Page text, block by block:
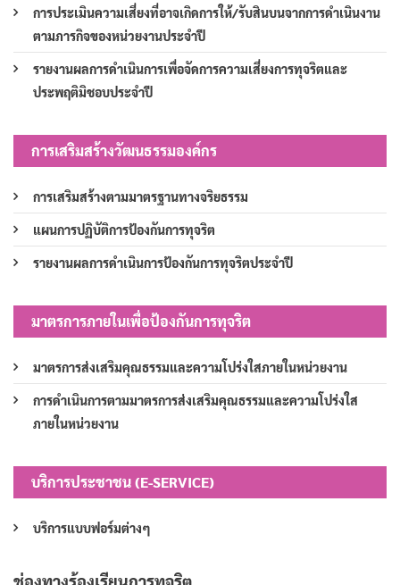
การประเมินความเสี่ยงที่อาจเกิดการให้/รับสินบนจากการดำเนินงาน
ตามภารกิจของหน่วยงานประจำปี
รายงานผลการดำเนินการเพื่อจัดการความเสี่ยงการทุจริตและ
ประพฤติมิชอบประจำปี
การเสริมสร้างวัฒนธรรมองค์กร
การเสริมสร้างตามมาตรฐานทางจริยธรรม
แผนการปฏิบัติการป้องกันการทุจริต
รายงานผลการดำเนินการป้องกันการทุจริตประจำปี
มาตรการภายในเพื่อป้องกันการทุจริต
มาตรการส่งเสริมคุณธรรมและความโปร่งใสภายในหน่วยงาน
การดำเนินการตามมาตรการส่งเสริมคุณธรรมและความโปร่งใส
ภายในหน่วยงาน
บริการประชาชน (E-SERVICE)
บริการแบบฟอร์มต่างๆ